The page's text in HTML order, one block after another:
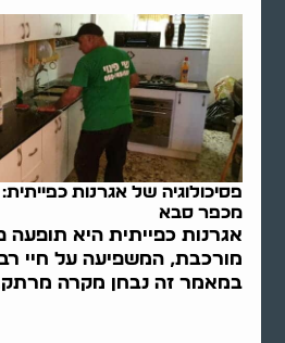
פסיכולוגיה של אגרנות
מכפר סבא
אגרנות כפייתית היא תופעה
מורכבת, המשפיעה על חיי
במאמר זה נבחן מקרה